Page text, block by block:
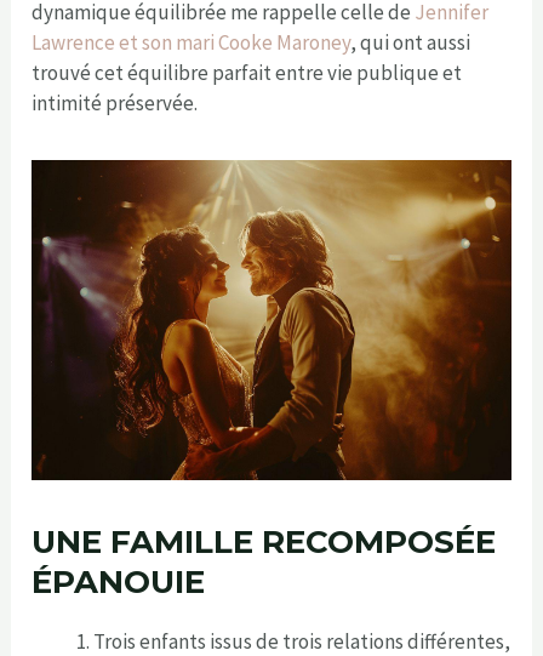
dynamique équilibrée me rappelle celle de Jennifer
Lawrence et son mari Cooke Maroney, qui ont aussi
trouvé cet équilibre parfait entre vie publique et
intimité préservée.
UNE FAMILLE RECOMPOSÉE
ÉPANOUIE
Trois enfants issus de trois relations différentes,